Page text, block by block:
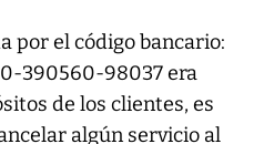
por el código bancario:
390560-98037 era
de los clientes, es
algún servicio al